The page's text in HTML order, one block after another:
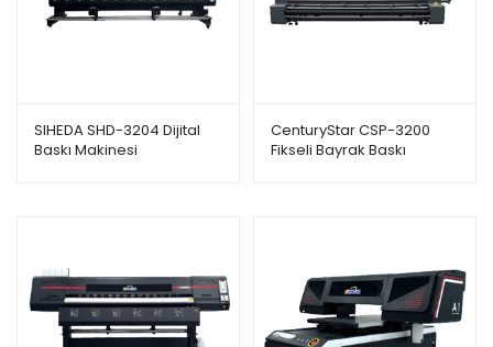
SIHEDA SHD-3204 Dijital
Baskı Makinesi
CenturyStar CSP-3200
Fikseli Bayrak Baskı